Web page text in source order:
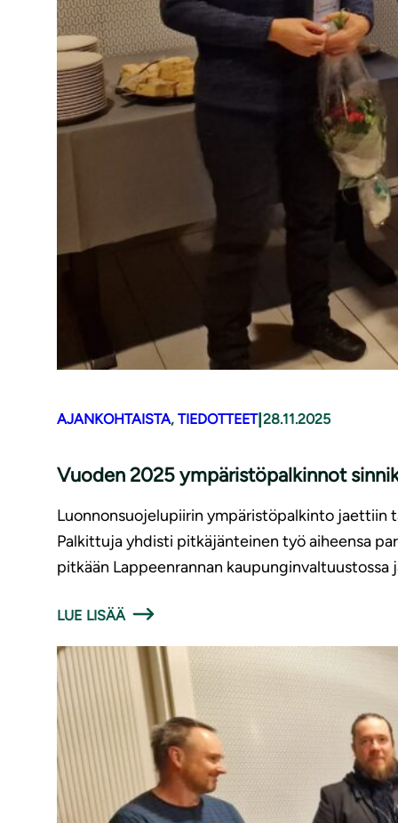
AJANKOHTAISTA, TIEDOTTEET| 28.11.2025
Vuoden 2025 ympäristöpalkinnot
Luonnonsuojelupiirin ympäristöpalkinto jaettiin
Palkittuja yhdisti pitkäjänteinen työ aiheensa
pitkään Lappeenrannan kaupunginvaltuustossa
LUE LISÄÄ